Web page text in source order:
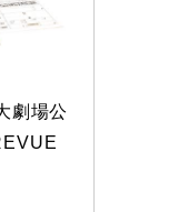
劇場公